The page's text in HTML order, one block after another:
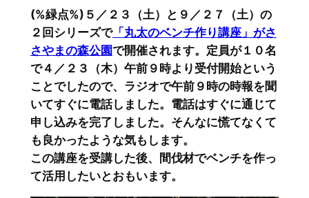
(%緑点%)５／２３（土）と９／２７（土）の
２回シリーズで「丸太のベンチ作り講座」がさ
さやまの森公園で開催されます。定員が１０名
で４／２３（木）午前９時より受付開始という
ことでしたので、ラジオで午前９時の時報を聞
いてすぐに電話しました。電話はすぐに通じて
申し込みを完了しました。そんなに慌てなくて
も良かったような気もします。
この講座を受講した後、間伐材でベンチを作っ
て活用したいとおもいます。